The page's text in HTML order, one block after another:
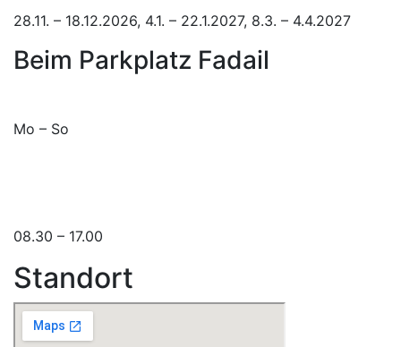
28.11. – 18.12.2026, 4.1. – 22.1.2027, 8.3. – 4.4.2027
Beim Parkplatz Fadail
Mo – So
08.30 – 17.00
Standort